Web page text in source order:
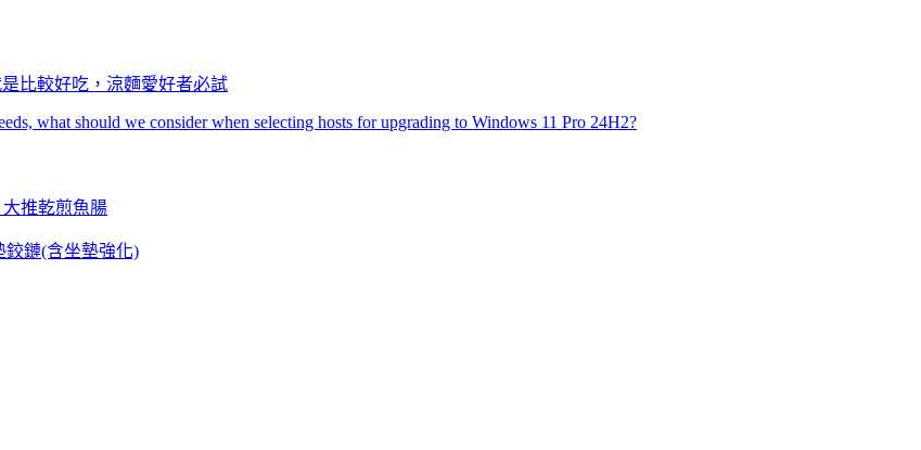
比較好吃，涼麵愛好者必試
what should we consider when selecting hosts for upgrading to Windows 11 Pro 24H2?
推乾煎魚腸
鉸鏈(含坐墊強化)